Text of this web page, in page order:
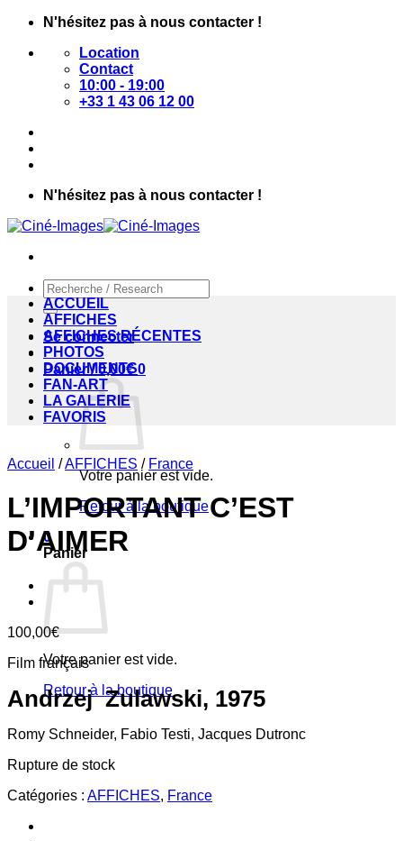
Passer
contenu
N'hésitez pas à nous contacter !
Location
Contact
10:00 - 19:00
+33 1 43 06 12 00
N'hésitez pas à nous contacter !
Recherche
pour :
Se connecter
Panier /0,00€ 0
Votre panier est vide.
Retour à la boutique
0
Panier
Votre panier est vide.
Retour à la boutique
ACCUEIL
AFFICHES
AFFICHES RÉCENTES
PHOTOS
DOCUMENTS
FAN-ART
LA GALERIE
FAVORIS
Accueil /AFFICHES / France
L’IMPORTANT C’EST
D’AIMER
100,00€
Film français
Andrzej Zulawski, 1975
Romy Schneider, Fabio Testi, Jacques Dutronc
Rupture de stock
Catégories : AFFICHES, France